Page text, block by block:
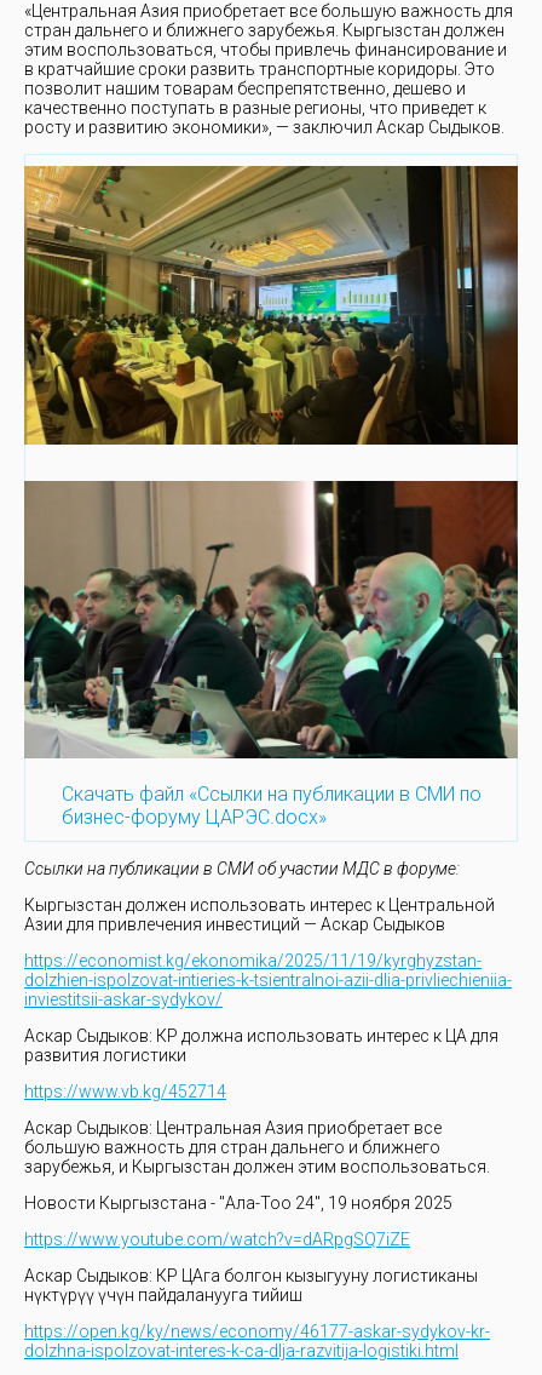
«Центральная Азия приобретает все большую важность для
стран дальнего и ближнего зарубежья. Кыргызстан должен
этим воспользоваться, чтобы привлечь финансирование и
в кратчайшие сроки развить транспортные коридоры. Это
позволит нашим товарам беспрепятственно, дешево и
качественно поступать в разные регионы, что приведет к
росту и развитию экономики», — заключил Аскар Сыдыков.
Скачать файл «Ссылки на публикации в СМИ по
бизнес-форуму ЦАРЭС.docx»
Ссылки на публикации в СМИ об участии МДС в форуме:
Кыргызстан должен использовать интерес к Центральной
Азии для привлечения инвестиций — Аскар Сыдыков
https://economist.kg/ekonomika/2025/11/19/kyrghyzstan-
dolzhien-ispolzovat-intieries-k-tsientralnoi-azii-dlia-privliechieniia-
inviestitsii-askar-sydykov/
Аскар Сыдыков: КР должна использовать интерес к ЦА для
развития логистики
https://www.vb.kg/452714
Аскар Сыдыков: Центральная Азия приобретает все
большую важность для стран дальнего и ближнего
зарубежья, и Кыргызстан должен этим воспользоваться.
Новости Кыргызстана - "Ала-Тоо 24", 19 ноября 2025
https://www.youtube.com/watch?v=dARpgSQ7iZE
Аскар Сыдыков: КР ЦАга болгон кызыгууну логистиканы
өнүктүрүү үчүн пайдаланууга тийиш
https://open.kg/ky/news/economy/46177-askar-sydykov-kr-
dolzhna-ispolzovat-interes-k-ca-dlja-razvitija-logistiki.html